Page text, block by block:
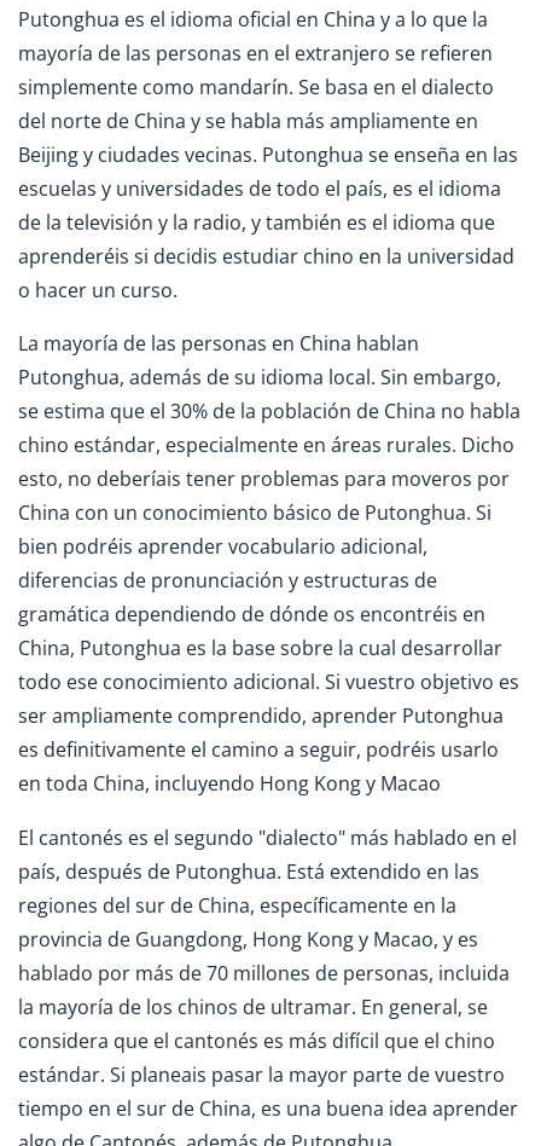
Putonghua es el idioma oficial en China y a lo que la
mayoría de las personas en el extranjero se refieren
simplemente como mandarín. Se basa en el dialecto
del norte de China y se habla más ampliamente en
Beijing y ciudades vecinas. Putonghua se enseña en las
escuelas y universidades de todo el país, es el idioma
de la televisión y la radio, y también es el idioma que
aprenderéis si decidis estudiar chino en la universidad
o hacer un curso.
La mayoría de las personas en China hablan
Putonghua, además de su idioma local. Sin embargo,
se estima que el 30% de la población de China no habla
chino estándar, especialmente en áreas rurales. Dicho
esto, no deberíais tener problemas para moveros por
China con un conocimiento básico de Putonghua. Si
bien podréis aprender vocabulario adicional,
diferencias de pronunciación y estructuras de
gramática dependiendo de dónde os encontréis en
China, Putonghua es la base sobre la cual desarrollar
todo ese conocimiento adicional. Si vuestro objetivo es
ser ampliamente comprendido, aprender Putonghua
es definitivamente el camino a seguir, podréis usarlo
en toda China, incluyendo Hong Kong y Macao
El cantonés es el segundo "dialecto" más hablado en el
país, después de Putonghua. Está extendido en las
regiones del sur de China, específicamente en la
provincia de Guangdong, Hong Kong y Macao, y es
hablado por más de 70 millones de personas, incluida
la mayoría de los chinos de ultramar. En general, se
considera que el cantonés es más difícil que el chino
estándar. Si planeais pasar la mayor parte de vuestro
tiempo en el sur de China, es una buena idea aprender